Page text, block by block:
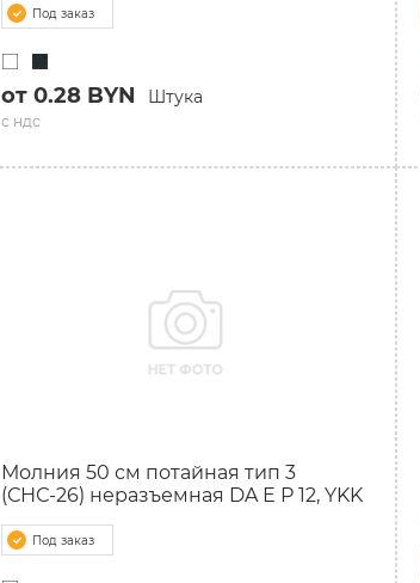
Под заказ
с ндс
от 0.28 BYN Штука
Молния 50 см потайная тип 3
(СНС-26) неразъемная DA Е Р 12, YKK
Под заказ